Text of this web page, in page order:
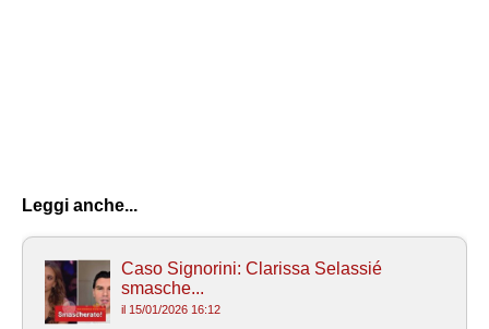
Leggi anche...
Caso Signorini: Clarissa Selassié
smasche...
il 15/01/2026 16:12